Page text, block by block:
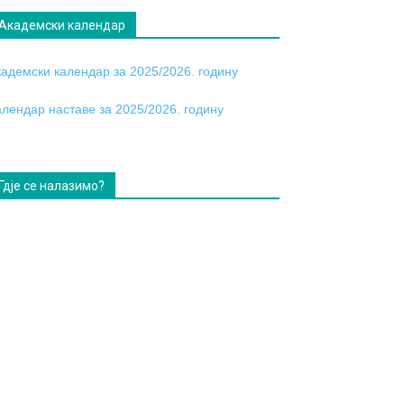
календар
календар за 2025/2026. годину
наставе за 2025/2026. годину
се налазимо?